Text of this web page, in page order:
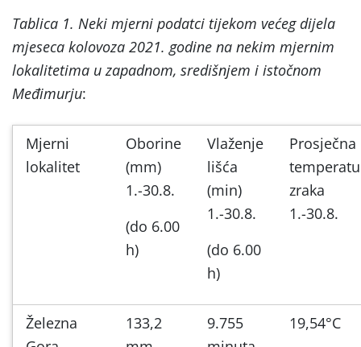
Tablica 1. Neki mjerni podatci tijekom većeg dijela
mjeseca kolovoza 2021. godine na nekim mjernim
lokalitetima u zapadnom, središnjem i istočnom
Međimurju:
Mjerni
lokalitet
Oborine
(mm)
1.-30.8.
(do 6.00
h)
Vlaženje
lišća
(min)
1.-30.8.
(do 6.00
h)
Prosječna
zraka
1.-30.8.
Železna
133,2
9.755
19,54°C